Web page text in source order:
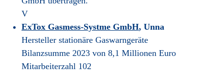
V
ExTox Gasmess-Systme GmbH, Unna
Hersteller stationäre Gaswarngeräte
Bilanzsumme 2023 von 8,1 Millionen Euro
Mitarbeiterzahl 102